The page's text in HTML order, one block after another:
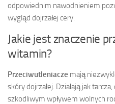
odpowiednim nawodnieniem
wygląd dojrzałej cery.
Jakie jest znaczenie
witamin?
Przeciwutleniacze mają
skóry dojrzałej. Działają jak
szkodliwym wpływem wolnych